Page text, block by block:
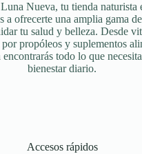
Nueva, tu tienda naturista
a ofrecerte una amplia gama
tu salud y belleza. Desde
por propóleos y suplementos
todo lo que
bienestar diario.
Accesos rápidos